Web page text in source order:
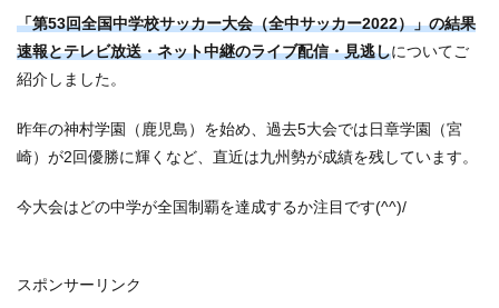
「第53回全国中学校サッカー大会（全中サッカー2022）」の結果
速報とテレビ放送・ネット中継のライブ配信・見逃しについてご
紹介しました。
昨年の神村学園（鹿児島）を始め、過去5大会では日章学園（宮
崎）が2回優勝に輝くなど、直近は九州勢が成績を残しています。
今大会はどの中学が全国制覇を達成するか注目です(^^)/
スポンサーリンク